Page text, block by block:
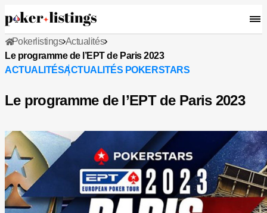
Pokerlistings Actualités
Le programme de l’EPT de Paris 2023
ACTUALITÉSACTUALITÉS POKERSTARS
Le programme de l’EPT de Paris 2023